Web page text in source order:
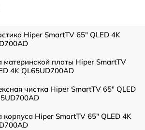
Hiper SmartTV 65" QLED 4K
материнской платы Hiper SmartTV
4K QL65UD700AD
чистка Hiper SmartTV 65" QLED
корпуса Hiper SmartTV 65" QLED 4K